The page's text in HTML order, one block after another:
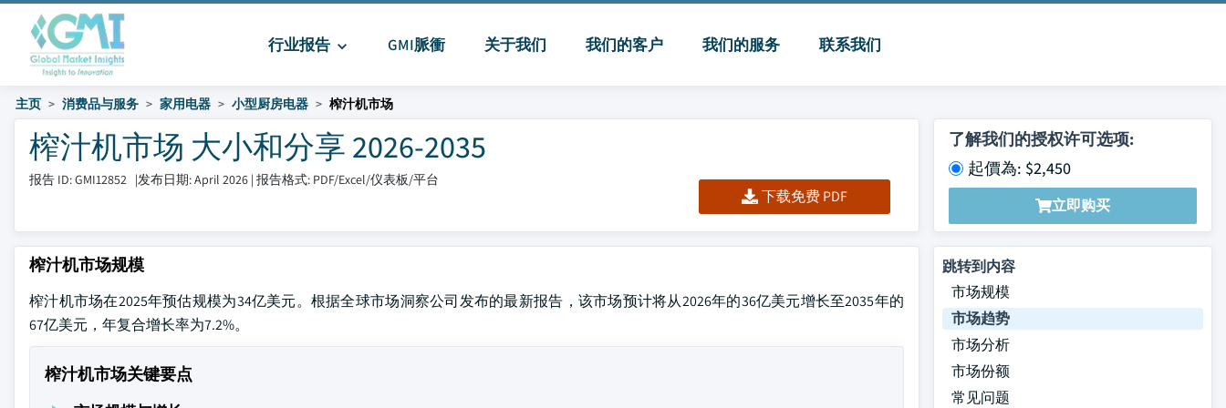
行业报告 GMI脈衝 关于我们 我们的客户 我们的服务 联系我们
主页 消费品与服务 家用电器 小型厨房电器 榨汁机市场
榨汁机市场 大小和分享 2026-2035
报告 ID: GMI12852 |发布日期: April 2026 | 报告格式: PDF/Excel/仪表板/平台
下载免费 PDF
了解我们的授权许可选项:
起價為: $2,450
立即购买
榨汁机市场规模
榨汁机市场在2025年预估规模为34亿美元。根据全球市场洞察公司发布的最新报告，该市场预计将从2026年的36亿美元增长至2035年的
67亿美元，年复合增长率为7.2%。
榨汁机市场关键要点
跳转到内容
市场规模
市场趋势
市场分析
市场份额
常见问题